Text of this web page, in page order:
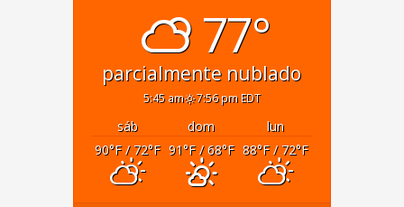
77°
parcialmente nublado
5:45 am 7:56 pm EDT
sáb dom
lun
90°F/ 72°F 91°F/ 68°F 88°F/ 72°F